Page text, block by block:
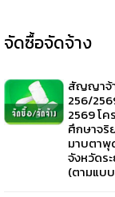
จัดซื้อจัดจ้าง
สัญญาจ้า
256/
2569 โ
ศึกษาจริ
มาบตาพุ
จังหวัดร
(ตามแบ